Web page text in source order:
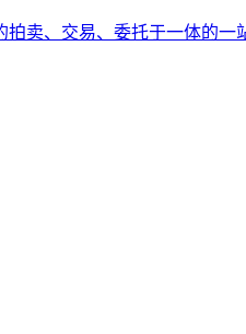
卖、交易、委托于一体的一